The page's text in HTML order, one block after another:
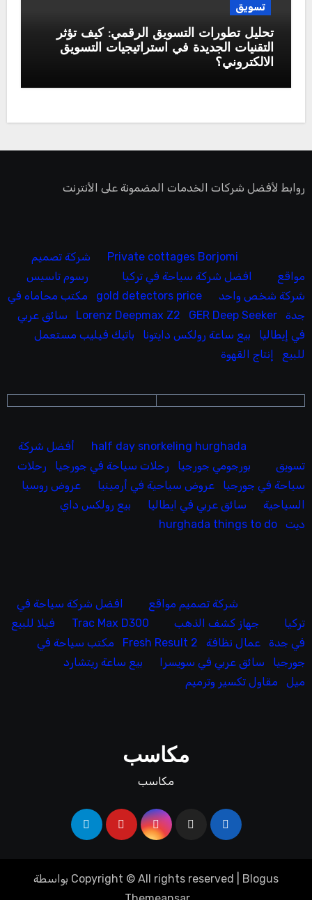
تسويق
تحليل تطورات التسويق الرقمي: كيف تؤثر
التقنيات الجديدة في استراتيجيات التسويق
الالكتروني؟
روابط لأفضل شركات الخدمات المضمونة على الأنترنت
Private cottages Borjomi
شركة تصميم
مواقع
افضل شركة سياحة في تركيا
رسوم تاسيس
شركة شخص واحد
gold detectors price
مكتب محاماه في
جدة
Lorenz Deepmax Z2 GER Deep Seeker
سائق عربي
في إيطاليا
بيع ساعة رولكس دايتونا
باتيك فيليب مستعمل
للبيع
إنتاج القهوة
half day snorkeling hurghada
أفضل شركة
تسويق
بورجومي جورجيا رحلات سياحة في جورجيا
رحلات
سياحة في جورجيا
عروض سياحية في أرمينيا
عروض روسيا
السياحية
سائق عربي في ايطاليا
بيع رولكس داي
ديت
hurghada things to do
شركة تصميم مواقع
افضل شركة سياحة في
تركيا
جهاز كشف الذهب Trac Max D300
فيلا للبيع
في جدة
عمال نظافة Fresh Result 2
مكتب سياحة في
جورجيا
سائق عربي في سويسرا
بيع ساعة ريتشارد
ميل
مقاول تكسير وترميم
مكاسب
مكاسب
Copyright © All rights reserved Blogus
بواسطة